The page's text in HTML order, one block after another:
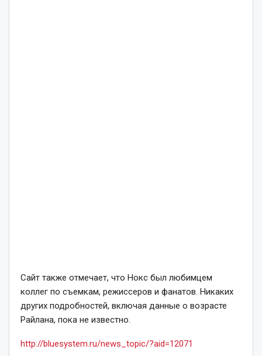
Сайт также отмечает, что Нокс был любимцем
коллег по съемкам, режиссеров и фанатов. Никаких
других подробностей, включая данные о возрасте
Райлана, пока не известно.
http://bluesystem.ru/news_topic/?aid=12071